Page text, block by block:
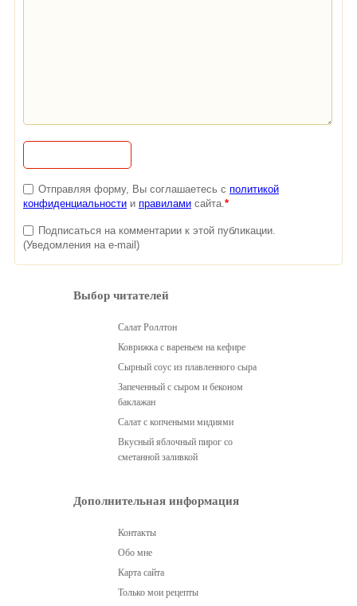
Отправляя форму, Вы соглашаетесь с политикой
конфиденциальности и правилами сайта. *
Подписаться на комментарии к этой публикации.
(Уведомления на e-mail)
Выбор читателей
Салат Роллтон
Коврижка с вареньем на кефире
Сырный соус из плавленного сыра
Запеченный с сыром и беконом
баклажан
Салат с копчеными мидиями
Вкусный яблочный пирог со
сметанной заливкой
Дополнительная информация
Контакты
Обо мне
Карта сайта
Только мои рецепты